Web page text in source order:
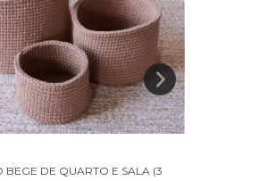
BEGE DE QUARTO E SALA (3